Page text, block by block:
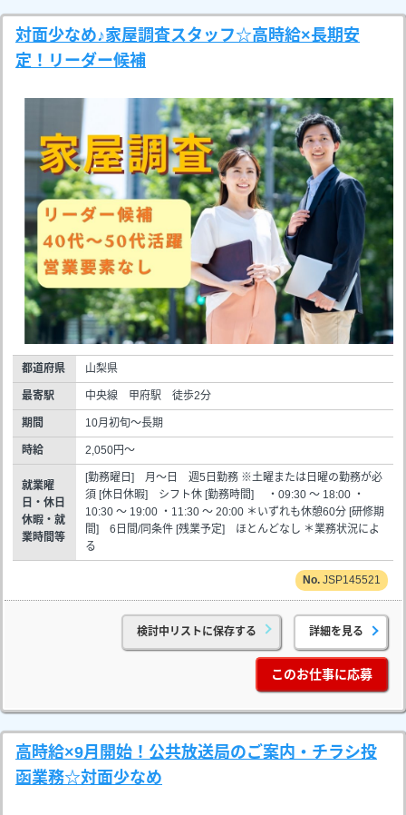
対面少なめ♪家屋調査スタッフ☆高時給×長期安
定！リーダー候補
都道府県 山梨県
最寄駅 中央線 甲府駅 徒歩2分
期間 10月初旬～長期
時給 2,050円～
就業曜
日・休日
休暇・就
業時間等
[勤務曜日] 月～日 週5日勤務 ※土曜または日曜の勤務が必
須 [休日休暇] シフト休 [勤務時間] ・09:30 ～ 18:00 ・
10:30 ～ 19:00 ・11:30 ～ 20:00 ＊いずれも休憩60分 [研修期
間] 6日間/同条件 [残業予定] ほとんどなし ＊業務状況によ
る
JSP145521
検討中リストに保存する 詳細を見る
このお仕事に応募
高時給×9月開始！公共放送局のご案内・チラシ投
函業務☆対面少なめ